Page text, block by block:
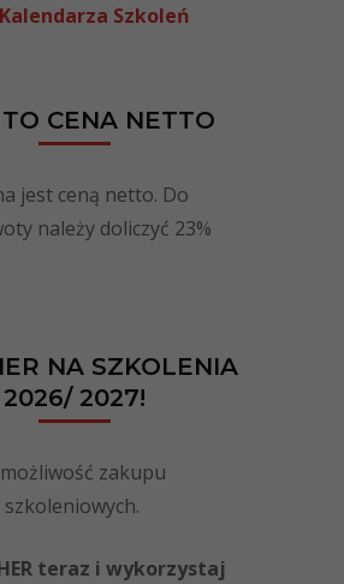
Kalendarza Szkoleń
CENA NETTO
jest ceną netto. Do
należy doliczyć 23%
NA SZKOLENIA
2026/ 2027!
zakupu
teraz i wykorzystaj